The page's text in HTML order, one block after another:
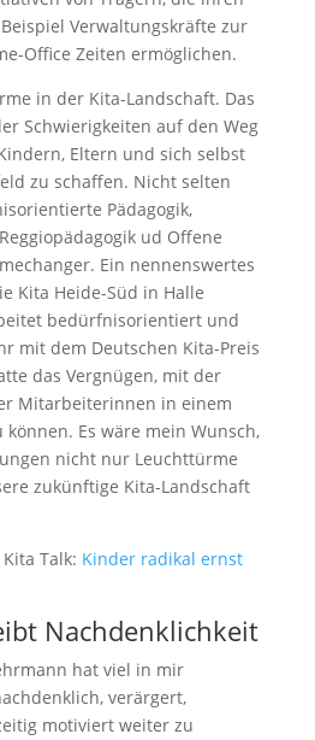
Verwaltungskräfte zur
Office Zeiten ermöglichen.
in der Kita-Landschaft. Das
Schwierigkeiten auf den Weg
Eltern und sich selbst
zu schaffen. Nicht selten
Pädagogik,
ud Offene
Ein nennenswertes
Kita Heide-Süd in Halle
bedürfnisorientiert und
mit dem Deutschen Kita-Preis
das Vergnügen, mit der
Mitarbeiterinnen in einem
können. Es wäre mein Wunsch,
nicht nur Leuchttürme
zukünftige Kita-Landschaft
Talk: Kinder radikal ernst
Nachdenklichkeit
hat viel in mir
verärgert,
motiviert weiter zu